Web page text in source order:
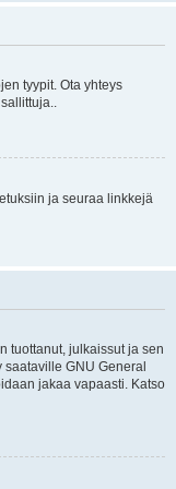
tyypit. Ota yhteys
ja seuraa linkkejä
tuottanut, julkaissut ja sen
saataville GNU General
jakaa vapaasti. Katso